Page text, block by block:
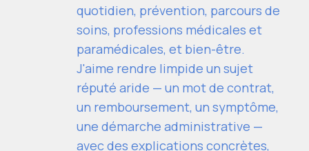
quotidien, prévention, parcours de
soins, professions médicales et
paramédicales, et bien-être.
J'aime rendre limpide un sujet
réputé aride — un mot de contrat,
un remboursement, un symptôme,
une démarche administrative —
avec des explications concrètes,